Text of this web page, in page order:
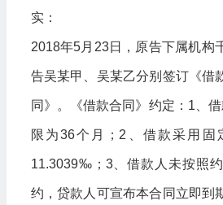
实：
2018年5月23日，原告下属机构
告吴某甲、吴某乙分别签订《借
同》。《借款合同》约定：1、
限为36个月；2、借款采用固
11.3039‰；3、借款人未按照
约，贷款人可宣布本合同立即到